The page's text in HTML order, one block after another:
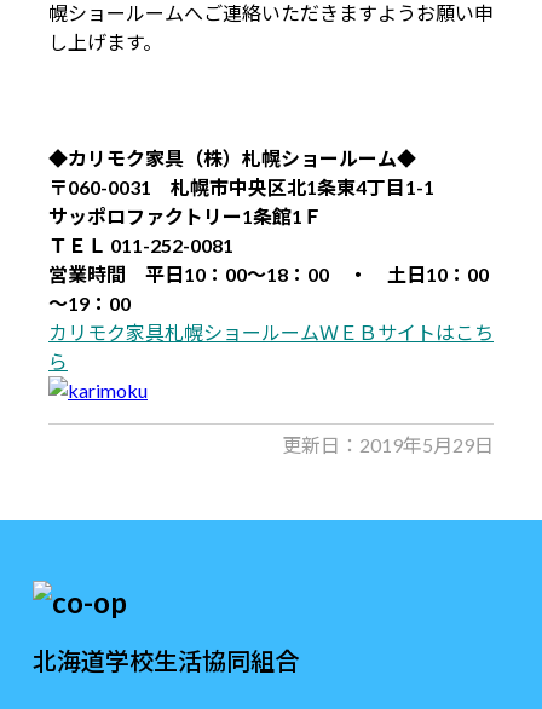
幌ショールームへご連絡いただきますようお願い申
し上げます。
◆カリモク家具（株）札幌ショールーム◆
〒060-0031 札幌市中央区北1条東4丁目1-1
サッポロファクトリー1条館1Ｆ
ＴＥＬ 011-252-0081
営業時間 平日10：00～18：00 ・ 土日10：00
～19：00
カリモク家具札幌ショールームＷＥＢサイトはこち
ら
更新日：2019年5月29日
北海道学校生活協同組合